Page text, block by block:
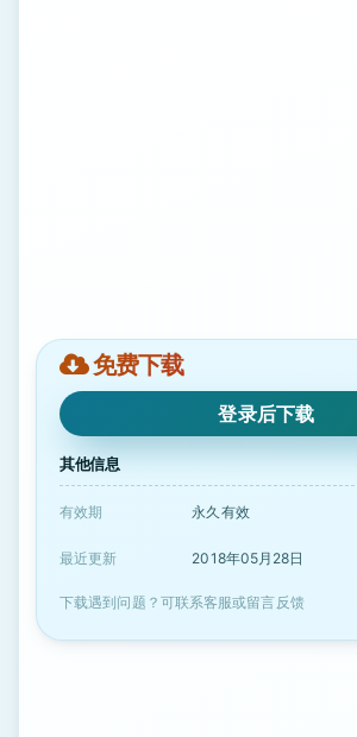
免费下载
登录后下载
其他信息
有效期 永久有效
最近更新 2018年05月28日
下载遇到问题？可联系客服或留言反馈